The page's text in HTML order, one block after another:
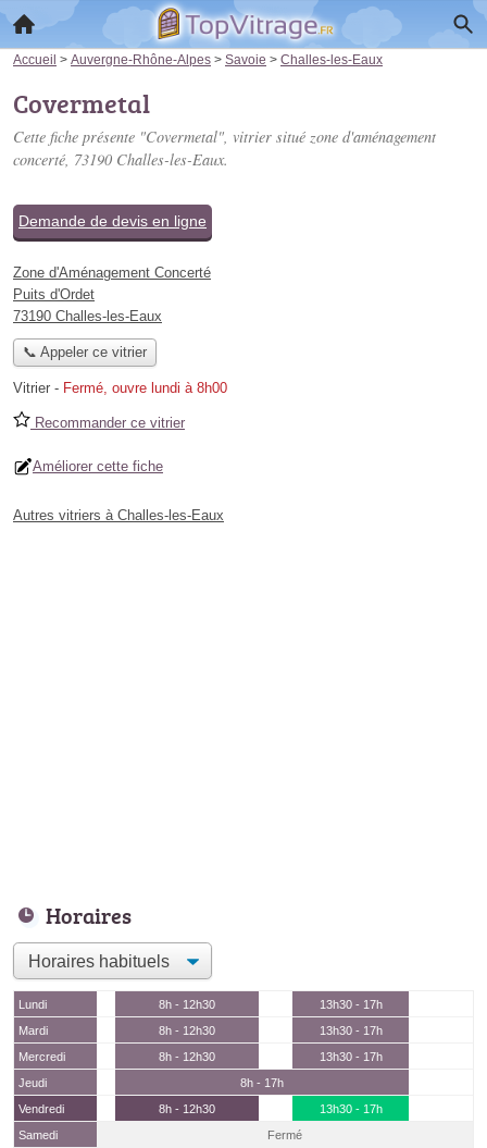
Accueil > Auvergne-Rhône-Alpes > Savoie > Challes-les-Eaux
Covermetal
Cette fiche présente "Covermetal", vitrier situé zone d'aménagement
concerté, 73190 Challes-les-Eaux.
Demande de devis en ligne
Zone d'Aménagement Concerté
Puits d'Ordet
73190 Challes-les-Eaux
📞 Appeler ce vitrier
Vitrier - Fermé, ouvre lundi à 8h00
Recommander ce vitrier
Améliorer cette fiche
Autres vitriers à Challes-les-Eaux
Horaires
Lundi 8h - 12h30
13h30 - 17h
Mardi
8h - 12h30
13h30 - 17h
Mercredi
8h - 12h30
13h30 - 17h
Jeudi
8h - 17h
Vendredi
8h - 12h30
13h30 - 17h
Samedi
Fermé